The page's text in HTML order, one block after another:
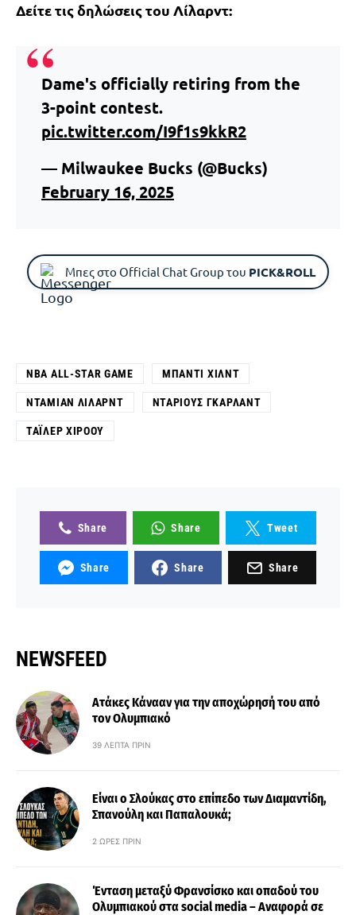
Δείτε τις δηλώσεις του Λίλαρντ:
Dame's officially retiring from the
3-point contest.
pic.twitter.com/I9f1s9kkR2
— Milwaukee Bucks (@Bucks)
February 16, 2025
Μπες στο Official Chat Group του PICK&ROLL
NBA ALL-STAR GAME ΜΠΆΝΤΙ ΧΙΛΝΤ
ΝΤΆΜΙΑΝ ΛΊΛΑΡΝΤ ΝΤΆΡΙΟΥΣ ΓΚΆΡΛΑΝΤ
ΤΆΙΛΕΡ ΧΊΡΟΟΥ
Share Share Tweet
Share Share Share
NEWSFEED
Ατάκες Κάνααν για την αποχώρησή του από
τον Ολυμπιακό
39 ΛΕΠΤΆ ΠΡΙΝ
Είναι ο Σλούκας στο επίπεδο των Διαμαντίδη,
Σπανούλη και Παπαλουκά;
2 ΏΡΕΣ ΠΡΙΝ
Ένταση μεταξύ Φρανσίσκο και οπαδού του
Ολυμπιακού στα social media – Αναφορά σε